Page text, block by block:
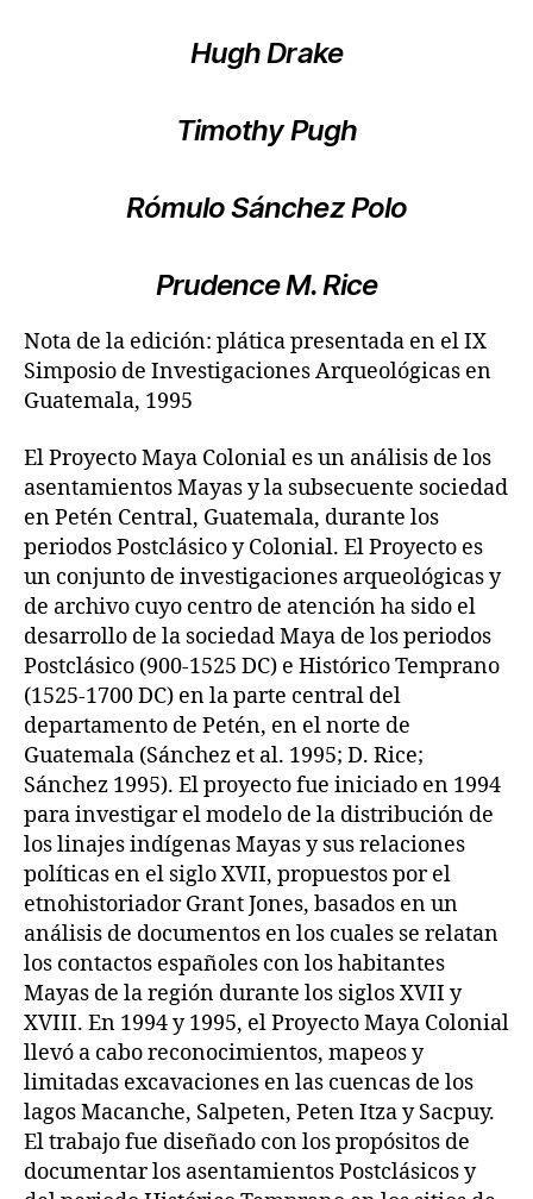
Hugh Drake
Timothy Pugh
Rómulo Sánchez Polo
Prudence M. Rice
Nota de la edición: plática presentada en el IX
Simposio de Investigaciones Arqueológicas en
Guatemala, 1995
El Proyecto Maya Colonial es un análisis de los
asentamientos Mayas y la subsecuente sociedad
en Petén Central, Guatemala, durante los
periodos Postclásico y Colonial. El Proyecto es
un conjunto de investigaciones arqueológicas y
de archivo cuyo centro de atención ha sido el
desarrollo de la sociedad Maya de los periodos
Postclásico (900-1525 DC) e Histórico Temprano
(1525-1700 DC) en la parte central del
departamento de Petén, en el norte de
Guatemala (Sánchez et al. 1995; D. Rice;
Sánchez 1995). El proyecto fue iniciado en 1994
para investigar el modelo de la distribución de
los linajes indígenas Mayas y sus relaciones
políticas en el siglo XVII, propuestos por el
etnohistoriador Grant Jones, basados en un
análisis de documentos en los cuales se relatan
los contactos españoles con los habitantes
Mayas de la región durante los siglos XVII y
XVIII. En 1994 y 1995, el Proyecto Maya Colonial
llevó a cabo reconocimientos, mapeos y
limitadas excavaciones en las cuencas de los
lagos Macanche, Salpeten, Peten Itza y Sacpuy.
El trabajo fue diseñado con los propósitos de
documentar los asentamientos Postclásicos y